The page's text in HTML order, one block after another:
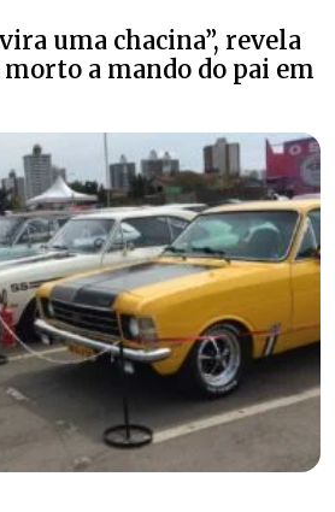
uma chacina”, revela
a mando do pai em